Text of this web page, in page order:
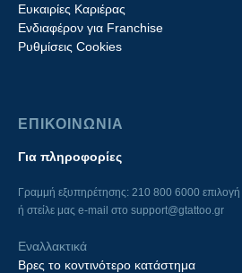
Ευκαιρίες Καριέρας
Ενδιαφέρον για Franchise
Ρυθμίσεις Cookies
ΕΠΙΚΟΙΝΩΝΙΑ
Για πληροφορίες
Γραμμή εξυπηρέτησης: 210 800 6000
ή στείλε μας e-mail στο support@gtattoo.gr
Εναλλακτικά
Βρες το κοντινότερο κατάστημα